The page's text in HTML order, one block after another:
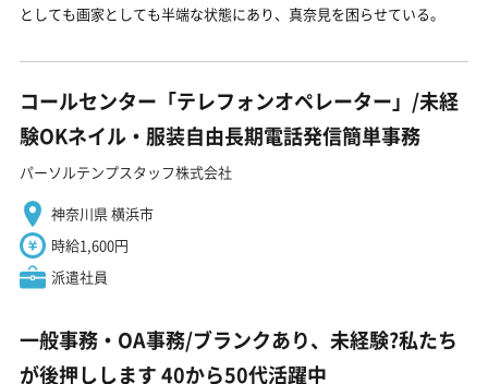
としても画家としても半端な状態にあり、真奈見を困らせている。
コールセンター「テレフォンオペレーター」/未経
験OKネイル・服装自由長期電話発信簡単事務
パーソルテンプスタッフ株式会社
神奈川県 横浜市
時給1,600円
派遣社員
一般事務・OA事務/ブランクあり、未経験?私たち
が後押しします 40から50代活躍中